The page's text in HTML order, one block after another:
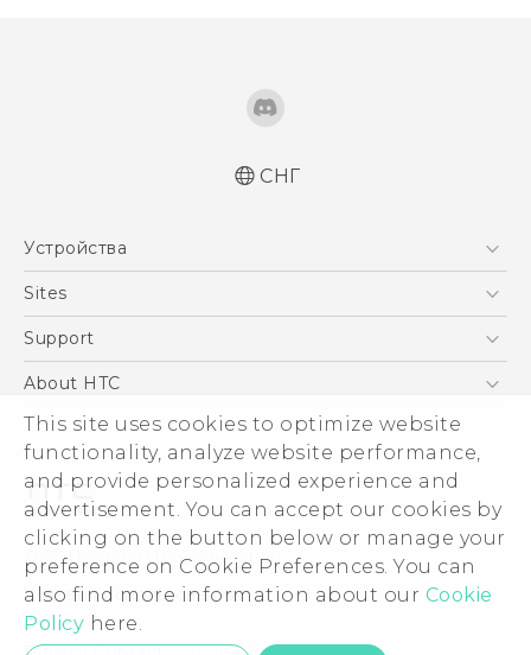
This site uses cookies to optimize website
functionality, analyze website performance,
and provide personalized experience and
advertisement. You can accept our cookies by
clicking on the button below or manage your
preference on Cookie Preferences. You can
also find more information about our Cookie
Policy here.
Русский - Руководство пользователя
соответствию стандартам
Қазақ - жұмысты бастау нұсқаулығы
English - User manual
English - Safety and regulatory guide
СНГ
Устройства
5G
EXODUS
VIVE
Sites
HTC Dev
Support
ПОДДЕРЖКА
About HTC
ESG
Инвестирование
Политика конфиденциальности
Безопасность продуктов
Вакансии
Security and Privacy Whitepaper
© 2011-2026 HTC Corporation
Условия использования.